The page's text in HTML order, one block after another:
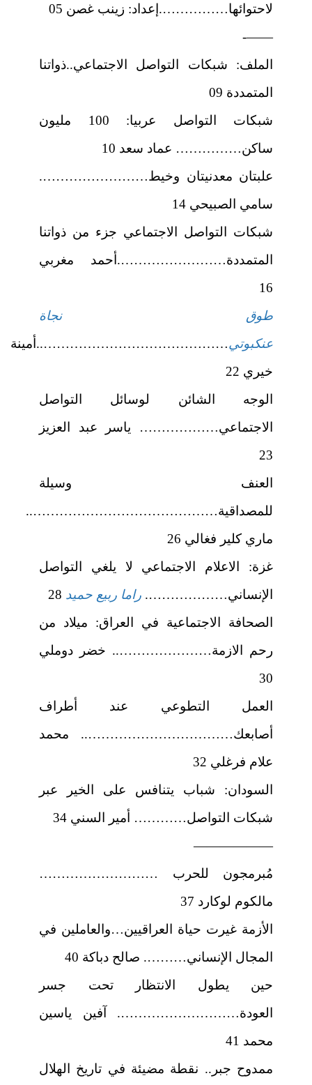
لاحتوائها…………….إعداد: زينب غصن 05
——-
الملف: شبكات التواصل الاجتماعي..ذواتنا
المتمددة 09
شبكات التواصل عربيا: 100 مليون
ساكن…………… عماد سعد 10
علبتان معدنيتان وخيط…………………….
سامي الصبيحي 14
شبكات التواصل الاجتماعي جزء من ذواتنا
المتمددة…………………….أحمد مغربي
16
طوق نجاة
عنكبوتي……………………………………..أمينة
خيري 22
الوجه الشائن لوسائل التواصل
الاجتماعي……………… ياسر عبد العزيز
23
العنف وسيلة
للمصداقية……………………………………..
ماري كلير فغالي 26
غزة: الاعلام الاجتماعي لا يلغي التواصل
الإنساني………………. راما ربيع حميد
الصحافة الاجتماعية في العراق: ميلاد من
رحم الازمة………………….. خضر دوملي
30
العمل التطوعي عند أطراف
أصابعك…………………………….. محمد
علام فرغلي 32
السودان: شباب يتنافس على الخير عبر
شبكات التواصل………… أمير السني 34
——————
مُبرمجون للحرب ………………………
مالكوم لوكارد 37
الأزمة غيرت حياة العراقيين…والعاملين في
المجال الإنساني………. صالح دباكة 40
حين يطول الانتظار تحت جسر
العودة………………………. آفين ياسين
محمد 41
ممدوح جبر.. نقطة مضيئة في تاريخ الهلال